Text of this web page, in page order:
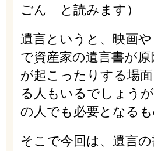
ごん」と読みます）
遺言というと、映画
で資産家の遺言書が
が起こったりする場
る人もいるでしょう
の人でも必要となるも
そこで今回は、遺言